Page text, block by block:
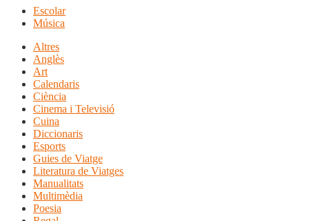
Escolar
Música
Altres
Anglès
Art
Calendaris
Ciència
Cinema i Televisió
Cuina
Diccionaris
Esports
Guies de Viatge
Literatura de Viatges
Manualitats
Multimèdia
Poesia